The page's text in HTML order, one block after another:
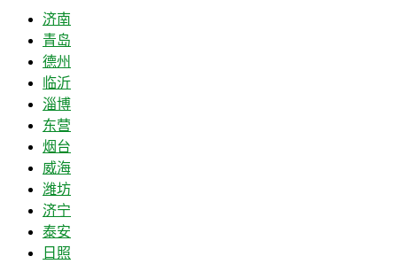
济南
青岛
德州
临沂
淄博
东营
烟台
威海
潍坊
济宁
泰安
日照